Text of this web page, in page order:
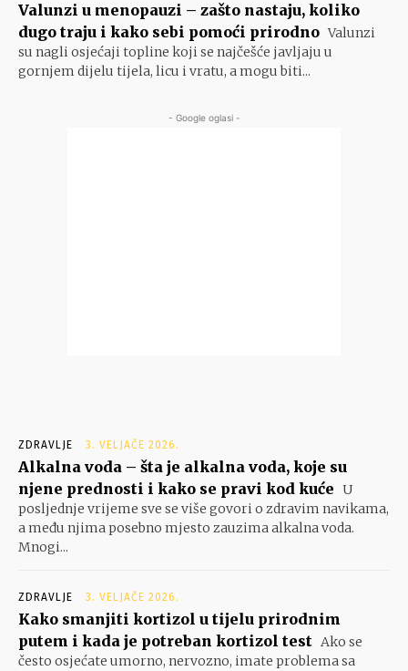
Valunzi u menopauzi – zašto nastaju, koliko
dugo traju i kako sebi pomoći prirodno Valunzi
su nagli osjećaji topline koji se najčešće javljaju u
gornjem dijelu tijela, licu i vratu, a mogu biti...
- Google oglasi -
ZDRAVLJE 3. VELJAČE 2026.
Alkalna voda – šta je alkalna voda, koje su
njene prednosti i kako se pravi kod kuće U
posljednje vrijeme sve se više govori o zdravim navikama,
a među njima posebno mjesto zauzima alkalna voda.
Mnogi...
ZDRAVLJE 3. VELJAČE 2026.
Kako smanjiti kortizol u tijelu prirodnim
putem i kada je potreban kortizol test Ako se
često osjećate umorno, nervozno, imate problema sa